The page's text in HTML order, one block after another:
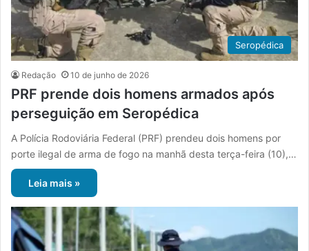
Seropédica
Redação 10 de junho de 2026
PRF prende dois homens armados após
perseguição em Seropédica
A Polícia Rodoviária Federal (PRF) prendeu dois homens por
porte ilegal de arma de fogo na manhã desta terça-feira (10),…
Leia mais »